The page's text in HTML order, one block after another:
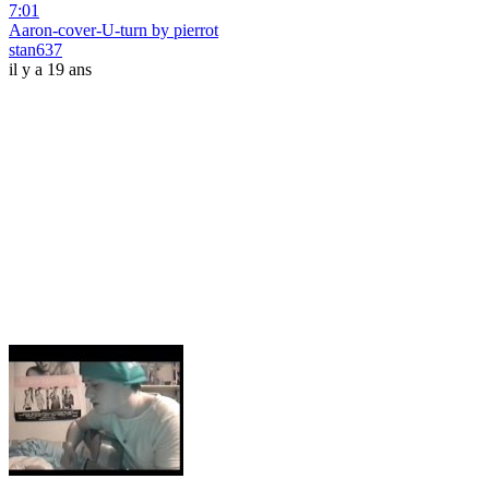
7:01
Aaron-cover-U-turn by pierrot
stan637
il y a 19 ans